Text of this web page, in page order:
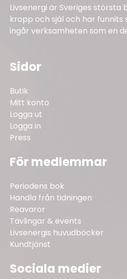
Livsenergi är Sveriges största
kropp och själ och har funnits
ingår verksamheten som en
Sidor
Butik
Mitt konto
Logga ut
Logga in
Press
För medlemmar
Periodens bok
Handla från tidningen
Reavaror
Tävlingar & events
Livsenergis huvudböcker
Kundtjänst
Sociala medier